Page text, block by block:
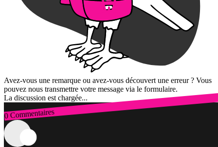
Avez-vous une remarque ou avez-vous découvert une erreur ? Vous
pouvez nous transmettre votre message via le formulaire.
La discussion est chargée...
0 Commentaires
Connexion